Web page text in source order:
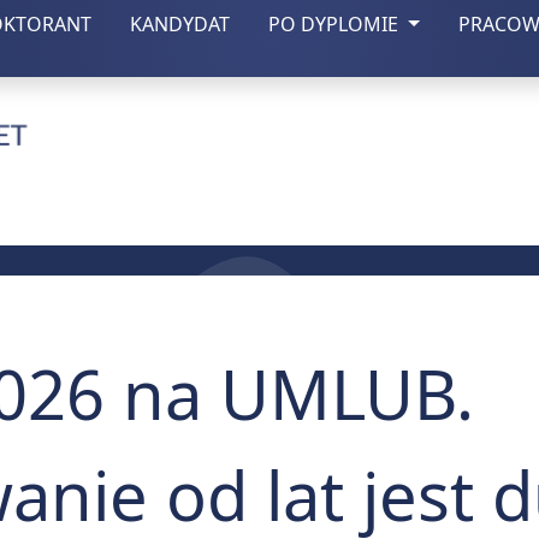
(otwiera się w nowej zakładce)
KANDYDAT(otwiera się w nowej zakładce)
PO DYPLOMIE
w Lublinie
na UMLUB.
od lat jest